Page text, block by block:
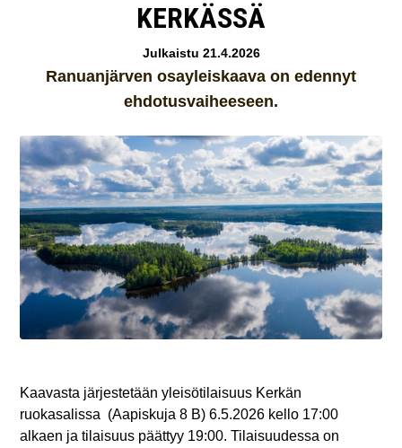
KERKÄSSÄ
Julkaistu 21.4.2026
Ranuanjärven osayleiskaava on edennyt
ehdotusvaiheeseen.
Kaavasta järjestetään yleisötilaisuus Kerkän
ruokasalissa (Aapiskuja 8 B) 6.5.2026 kello 17:00
alkaen ja tilaisuus päättyy 19:00. Tilaisuudessa on